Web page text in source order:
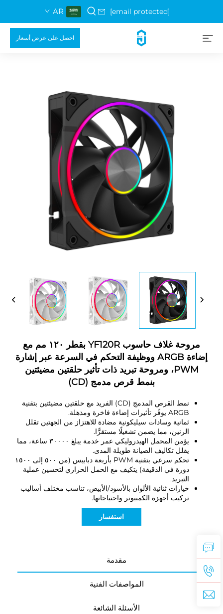
[email protected]
AR
احصل على عرض أسعار
مروحة غلاف حاسوب YF120R بقطر ١٢٠ مم مع
إضاءة ARGB ووظيفة التحكم في السرعة عبر إشارة
PWM، ومروحة تبريد ذات تأثير حلقتين مضيئتين
بنمط قرص مدمج (CD)
نمط القرص المدمج (CD) الفريد مع حلقتين مضيئتين بتقنية
ARGB يوفّر تأثيرات إضاءة فاخرة ومذهلة.
ثمانية وسادات سيليكونية مضادة للاهتزاز من الجهتين تقلل
الرنين، مما يضمن تشغيلًا مستقرًّا.
يؤمن المحمل الهيدروليكي عمر خدمة يبلغ ٣٠٠٠٠ ساعة، مما
يقلل تكاليف الصيانة طويلة المدى.
تحكم سرعي بتقنية PWM بأربعة دبابيس (من ٥٠٠ إلى ١٥٠٠
دورة في الدقيقة) يتكيف مع الحمل الحراري لتحسين عملية
التبريد.
خيارات ثنائية الألوان بالأسود/الأبيض، تناسب مختلف أساليب
تركيب أجهزة الكمبيوتر واحتياجاتها.
استفسار
مقدمة
المواصفات الفنية
الأسئلة الشائعة